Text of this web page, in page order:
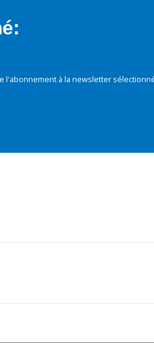
à la newsletter